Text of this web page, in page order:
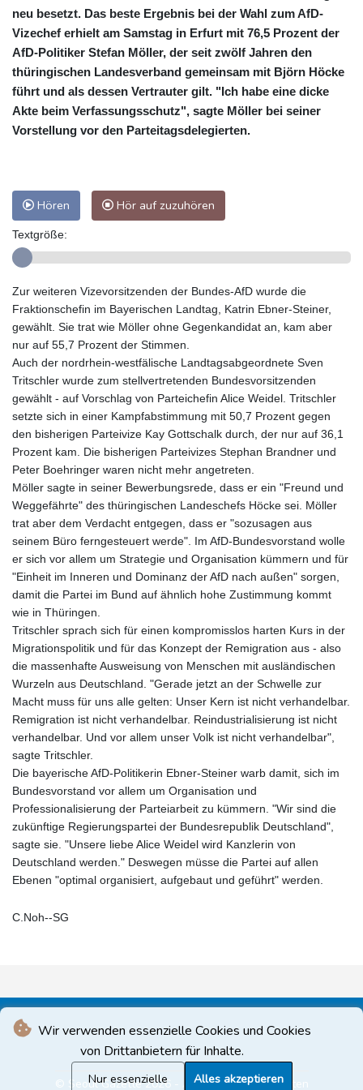
Wir verwenden essenzielle Cookies und Cookies
von Drittanbietern für Inhalte.
Nur essenzielle Alles akzeptieren
neu besetzt. Das beste Ergebnis bei der Wahl zum AfD-
Vizechef erhielt am Samstag in Erfurt mit 76,5 Prozent der
AfD-Politiker Stefan Möller, der seit zwölf Jahren den
thüringischen Landesverband gemeinsam mit Björn Höcke
führt und als dessen Vertrauter gilt. "Ich habe eine dicke
Akte beim Verfassungsschutz", sagte Möller bei seiner
Vorstellung vor den Parteitagsdelegierten.
Hören Hör auf zuzuhören
Textgröße:
Zur weiteren Vizevorsitzenden der Bundes-AfD wurde die
Fraktionschefin im Bayerischen Landtag, Katrin Ebner-Steiner,
gewählt. Sie trat wie Möller ohne Gegenkandidat an, kam aber
nur auf 55,7 Prozent der Stimmen.
Auch der nordrhein-westfälische Landtagsabgeordnete Sven
Tritschler wurde zum stellvertretenden Bundesvorsitzenden
gewählt - auf Vorschlag von Parteichefin Alice Weidel. Tritschler
setzte sich in einer Kampfabstimmung mit 50,7 Prozent gegen
den bisherigen Parteivize Kay Gottschalk durch, der nur auf 36,1
Prozent kam. Die bisherigen Parteivizes Stephan Brandner und
Peter Boehringer waren nicht mehr angetreten.
Möller sagte in seiner Bewerbungsrede, dass er ein "Freund und
Weggefährte" des thüringischen Landeschefs Höcke sei. Möller
trat aber dem Verdacht entgegen, dass er "sozusagen aus
seinem Büro ferngesteuert werde". Im AfD-Bundesvorstand wolle
er sich vor allem um Strategie und Organisation kümmern und für
"Einheit im Inneren und Dominanz der AfD nach außen" sorgen,
damit die Partei im Bund auf ähnlich hohe Zustimmung kommt
wie in Thüringen.
Tritschler sprach sich für einen kompromisslos harten Kurs in der
Migrationspolitik und für das Konzept der Remigration aus - also
die massenhafte Ausweisung von Menschen mit ausländischen
Wurzeln aus Deutschland. "Gerade jetzt an der Schwelle zur
Macht muss für uns alle gelten: Unser Kern ist nicht verhandelbar.
Remigration ist nicht verhandelbar. Reindustrialisierung ist nicht
verhandelbar. Und vor allem unser Volk ist nicht verhandelbar",
sagte Tritschler.
Die bayerische AfD-Politikerin Ebner-Steiner warb damit, sich im
Bundesvorstand vor allem um Organisation und
Professionalisierung der Parteiarbeit zu kümmern. "Wir sind die
zukünftige Regierungspartei der Bundesrepublik Deutschland",
sagte sie. "Unsere liebe Alice Weidel wird Kanzlerin von
Deutschland werden." Deswegen müsse die Partei auf allen
Ebenen "optimal organisiert, aufgebaut und geführt" werden.
C.Noh--SG
© Seoul Gazette 2026 - Alle Rechte vorbehalten